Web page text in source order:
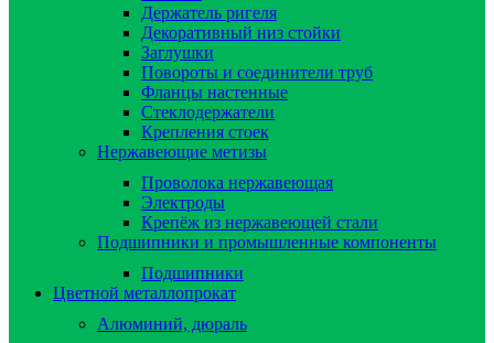
Держатель ригеля
Декоративный низ стойки
Заглушки
Повороты и соединители труб
Фланцы настенные
Стеклодержатели
Крепления стоек
Нержавеющие метизы
Проволока нержавеющая
Электроды
Крепёж из нержавеющей стали
Подшипники и промышленные компоненты
Подшипники
Цветной металлопрокат
Алюминий, дюраль